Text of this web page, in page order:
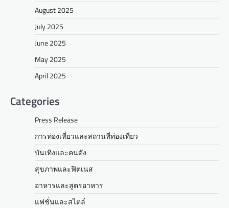
August 2025
July 2025
June 2025
May 2025
April 2025
Categories
Press Release
การท่องเที่ยวและสถานที่ท่องเที่ยว
บันเทิงและคนดัง
สุขภาพและฟิตเนส
อาหารและสูตรอาหาร
แฟชั่นและสไตล์